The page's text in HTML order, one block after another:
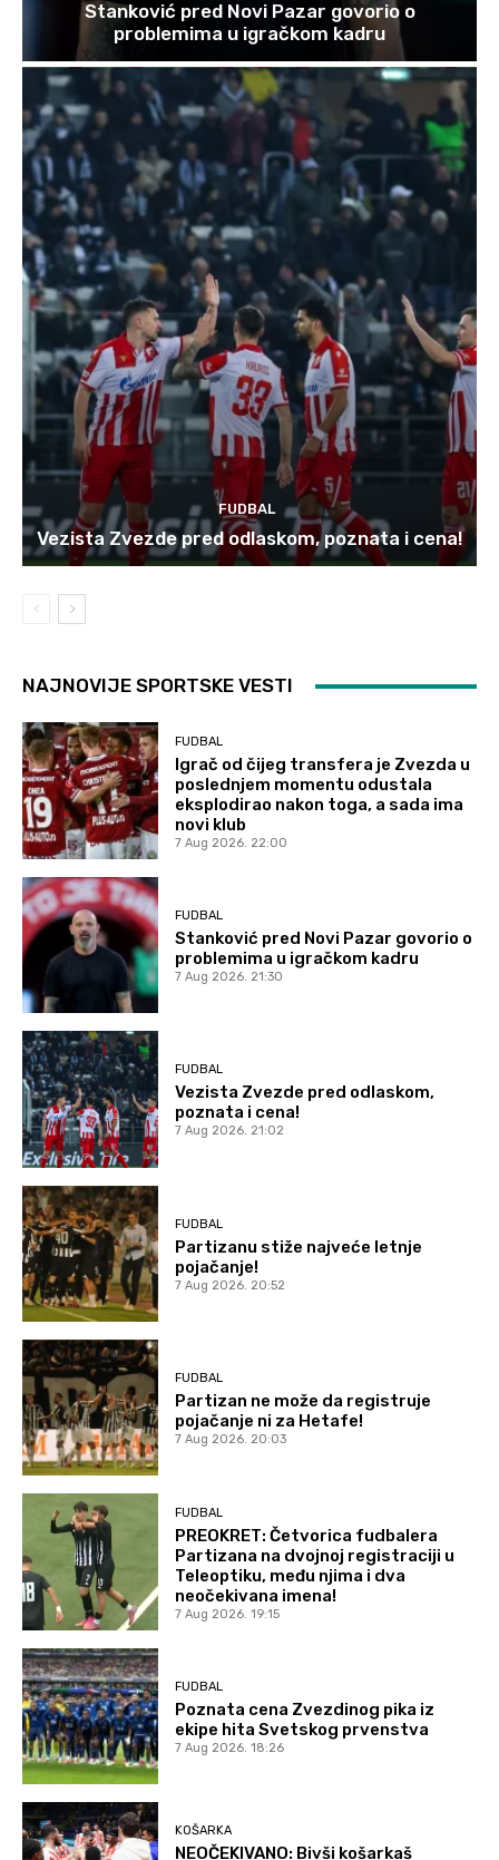
Stanković pred Novi Pazar govorio o
problemima u igračkom kadru
FUDBAL
Vezista Zvezde pred odlaskom, poznata i cena!
NAJNOVIJE SPORTSKE VESTI
FUDBAL
Igrač od čijeg transfera je Zvezda u
poslednjem momentu odustala
eksplodirao nakon toga, a sada ima
novi klub
7 Aug 2026. 22:00
FUDBAL
Stanković pred Novi Pazar govorio o
problemima u igračkom kadru
7 Aug 2026. 21:30
FUDBAL
Vezista Zvezde pred odlaskom,
poznata i cena!
7 Aug 2026. 21:02
FUDBAL
Partizanu stiže najveće letnje
pojačanje!
7 Aug 2026. 20:52
FUDBAL
Partizan ne može da registruje
pojačanje ni za Hetafe!
7 Aug 2026. 20:03
FUDBAL
PREOKRET: Četvorica fudbalera
Partizana na dvojnoj registraciji u
Teleoptiku, među njima i dva
neočekivana imena!
7 Aug 2026. 19:15
FUDBAL
Poznata cena Zvezdinog pika iz
ekipe hita Svetskog prvenstva
7 Aug 2026. 18:26
KOŠARKA
NEOČEKIVANO: Bivši košarkaš